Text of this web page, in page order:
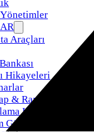
Araçları
Hikayeleri
& Raporlar
Kiti
Güncellemeleri